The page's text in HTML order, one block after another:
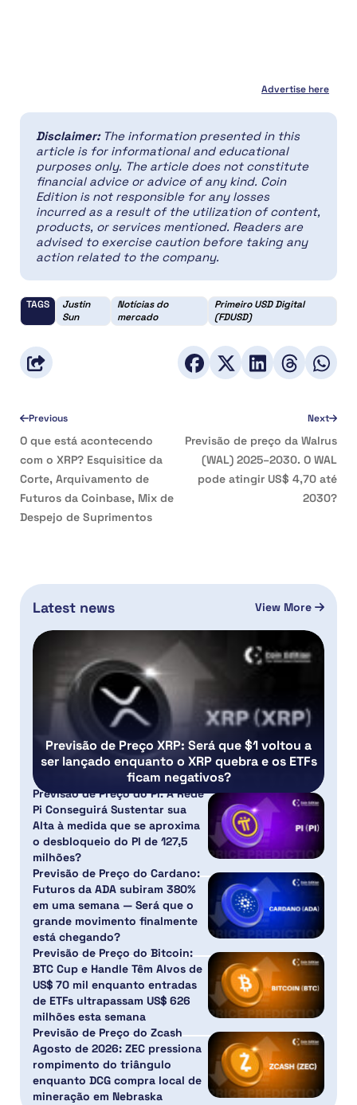
Advertise here
Disclaimer: The information presented in this
article is for informational and educational
purposes only. The article does not constitute
financial advice or advice of any kind. Coin
Edition is not responsible for any losses
incurred as a result of the utilization of content,
products, or services mentioned. Readers are
advised to exercise caution before taking any
action related to the company.
TAGS
Justin
Sun
Notícias do
mercado
Primeiro USD Digital
(FDUSD)
Previous
O que está acontecendo
com o XRP? Esquisitice da
Corte, Arquivamento de
Futuros da Coinbase, Mix de
Despejo de Suprimentos
Next
Previsão de preço da Walrus
(WAL) 2025–2030. O WAL
pode atingir US$ 4,70 até
2030?
Latest news View More
Previsão de Preço XRP: Será que $1 voltou a
ser lançado enquanto o XRP quebra e os ETFs
ficam negativos?
Previsão de Preço do PI: A Rede
Pi Conseguirá Sustentar sua
Alta à medida que se aproxima
o desbloqueio do PI de 127,5
milhões?
Previsão de Preço do Cardano:
Futuros da ADA subiram 380%
em uma semana — Será que o
grande movimento finalmente
está chegando?
Previsão de Preço do Bitcoin:
BTC Cup e Handle Têm Alvos de
US$ 70 mil enquanto entradas
de ETFs ultrapassam US$ 626
milhões esta semana
Previsão de Preço do Zcash
Agosto de 2026: ZEC pressiona
rompimento do triângulo
enquanto DCG compra local de
mineração em Nebraska